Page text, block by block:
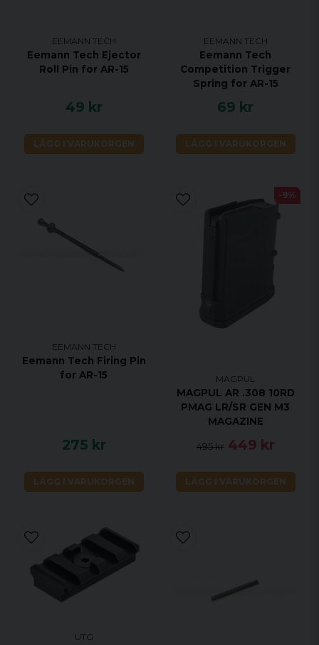
EEMANN TECH
Eemann Tech Ejector
Roll Pin for AR-15
49 kr
LÄGG I VARUKORGEN
EEMANN TECH
Eemann Tech
Competition Trigger
Spring for AR-15
69 kr
LÄGG I VARUKORGEN
EEMANN TECH
Eemann Tech Firing Pin
for AR-15
275 kr
LÄGG I VARUKORGEN
MAGPUL
MAGPUL AR .308 10RD
PMAG LR/SR GEN M3
MAGAZINE
495 kr 449 kr
LÄGG I VARUKORGEN
-9%
UTG